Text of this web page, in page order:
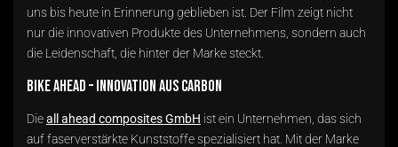
uns bis heute in Erinnerung geblieben ist. Der Film zeigt nicht
nur die innovativen Produkte des Unternehmens, sondern auch
die Leidenschaft, die hinter der Marke steckt.
Bike Ahead – Innovation aus Carbon
Dieall ahead composites GmbH ist ein Unternehmen, das sich
auf faserverstärkte Kunststoffe spezialisiert hat. Mit der Marke